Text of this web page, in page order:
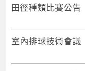
田徑種類比賽公告
室內排球技術會議